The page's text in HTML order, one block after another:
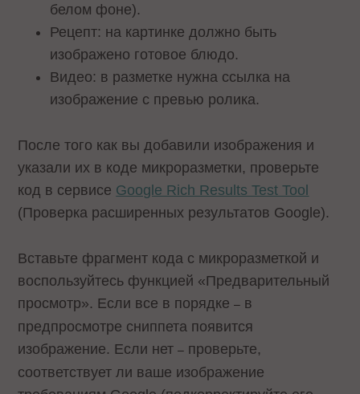
белом фоне).
Рецепт: на картинке должно быть
изображено готовое блюдо.
Видео: в разметке нужна ссылка на
изображение с превью ролика.
После того как вы добавили изображения и
указали их в коде микроразметки, проверьте
код в сервисе Google Rich Results Test Tool
(Проверка расширенных результатов Google).
Вставьте фрагмент кода с микроразметкой и
воспользуйтесь функцией «Предварительный
просмотр». Если все в порядке– в
предпросмотре сниппета появится
изображение. Если нет– проверьте,
соответствует ли ваше изображение